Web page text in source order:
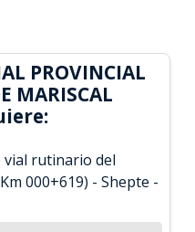
PROVINCIAL
MARISCAL
vial rutinario del
000+619) - Shepte -